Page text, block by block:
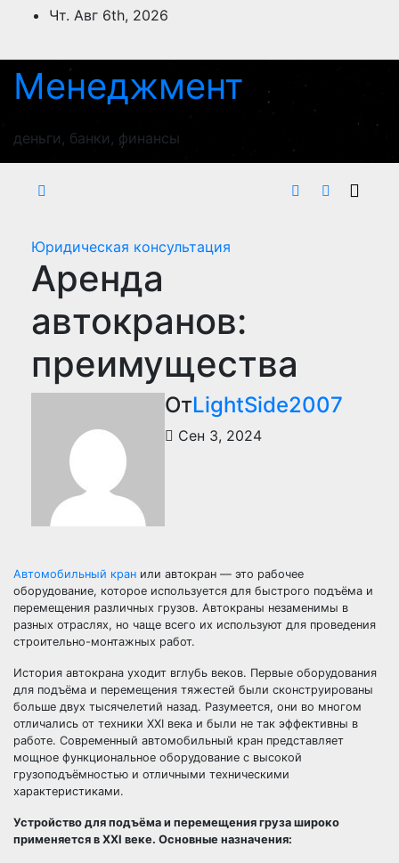
ПерейтиЧт. Авг 6th, 2026
Менеджмент
деньги, банки, финансы
Юридическая консультация
Аренда
автокранов:
преимущества
ОтLightSide2007
Сен 3, 2024
Автомобильный кран или автокран — это рабочее
оборудование, которое используется для быстрого подъёма и
перемещения различных грузов. Автокраны незаменимы в
разных отраслях, но чаще всего их используют для проведения
строительно-монтажных работ.
История автокрана уходит вглубь веков. Первые оборудования
для подъёма и перемещения тяжестей были сконструированы
больше двух тысячелетий назад. Разумеется, они во многом
отличались от техники XXI века и были не так эффективны в
работе. Современный автомобильный кран представляет
мощное функциональное оборудование с высокой
грузоподъёмностью и отличными техническими
характеристиками.
Устройство для подъёма и перемещения груза широко
применяется в XXI веке. Основные назначения: